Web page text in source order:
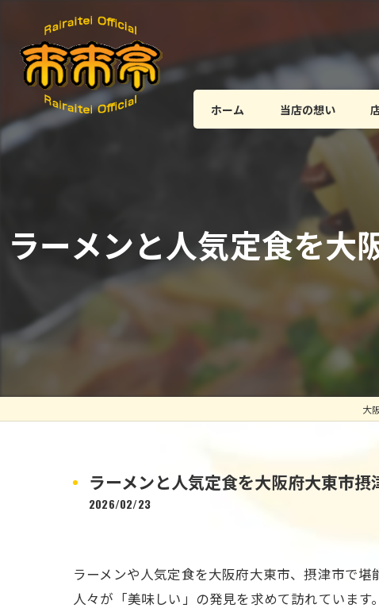
ホーム 当店の想い
ラーメンと人気定食を大
大
ラーメンと人気定食を大阪府大東市
2026/02/23
ラーメンや人気定食を大阪府大東市、摂津市で
人々が「美味しい」の発見を求めて訪れていま